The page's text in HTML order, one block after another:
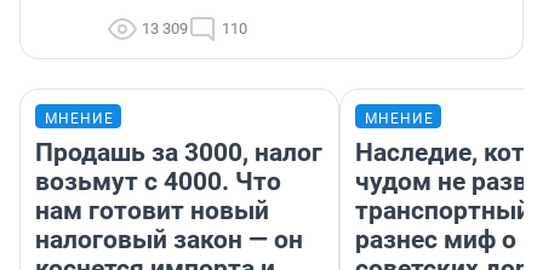
13 309 110
МНЕНИЕ
Продашь за 3000, налог
возьмут с 4000. Что
нам готовит новый
налоговый закон — он
МНЕНИЕ
Наследие,
чудом не
транспортный
разнес миф о